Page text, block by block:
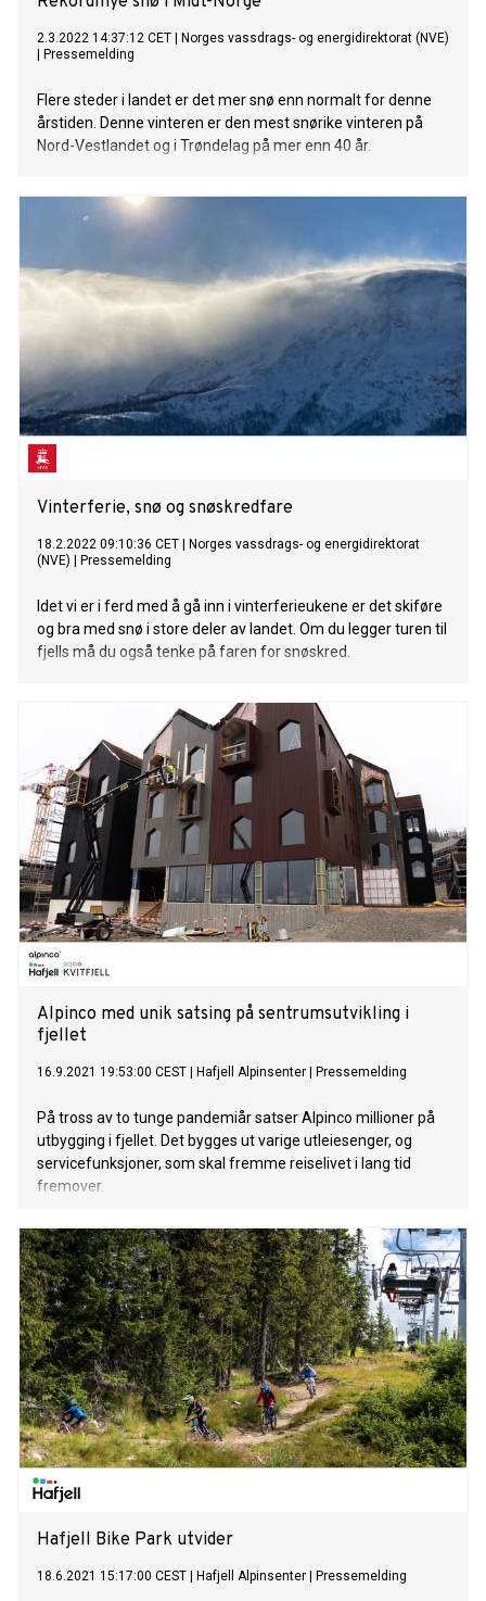
2.3.2022 14:37:12 CET
Norges vassdrags- og energidirektorat (NVE)
Pressemelding
Flere steder i landet er det mer snø enn normalt for denne
årstiden. Denne vinteren er den mest snørike vinteren på
Nord-Vestlandet og i Trøndelag på mer enn 40 år.
Vinterferie, snø og snøskredfare
18.2.2022 09:10:36 CET
Norges vassdrags- og energidirektorat
(NVE)
Pressemelding
Idet vi er i ferd med å gå inn i vinterferieukene er det skiføre
og bra med snø i store deler av landet. Om du legger turen til
fjells må du også tenke på faren for snøskred.
Alpinco med unik satsing på sentrumsutvikling i
fjellet
16.9.2021 19:53:00 CEST Hafjell Alpinsenter Pressemelding
På tross av to tunge pandemiår satser Alpinco millioner på
utbygging i fjellet. Det bygges ut varige utleiesenger, og
servicefunksjoner, som skal fremme reiselivet i lang tid
fremover.
Hafjell Bike Park utvider
18.6.2021 15:17:00 CEST Hafjell Alpinsenter Pressemelding